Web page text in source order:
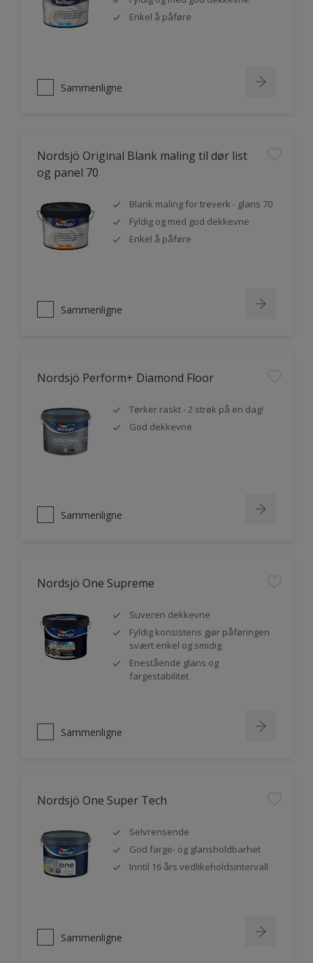
Enkel å påføre
Sammenligne
Nordsjö Original Blank maling til dør list
og panel 70
Blank maling for treverk - glans 70
Fyldig og med god dekkevne
Enkel å påføre
Sammenligne
Nordsjö Perform+ Diamond Floor
Tørker raskt - 2 strøk på en dag!
God dekkevne
Sammenligne
Nordsjö One Supreme
Suveren dekkevne
Fyldig konsistens gjør påføringen
svært enkel og smidig
Enestående glans og
fargestabilitet
Sammenligne
Nordsjö One Super Tech
Selvrensende
God farge- og glansholdbarhet
Inntil 16 års vedlikeholdsintervall
Sammenligne